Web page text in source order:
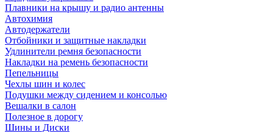
Плавники на крышу и радио антенны
Автохимия
Автодержатели
Отбойники и защитные накладки
Удлинители ремня безопасности
Накладки на ремень безопасности
Пепельницы
Чехлы шин и колес
Подушки между сидением и консолью
Вешалки в салон
Полезное в дорогу
Шины и Диски